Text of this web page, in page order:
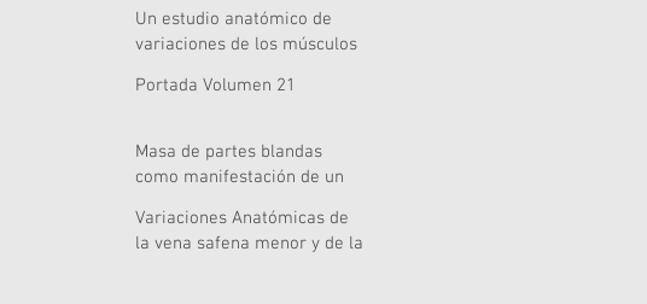
genómicas y metodológicas
pendiente
Un estudio anatómico de
variaciones de los músculos
Portada Volumen 21
Masa de partes blandas
como manifestación de un
Variaciones Anatómicas de
la vena safena menor y de la